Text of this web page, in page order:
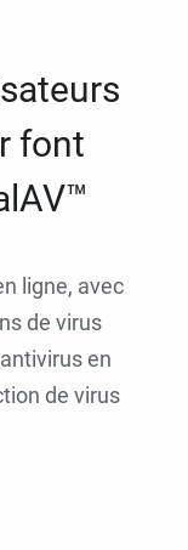
font
ligne, avec
de virus
en
de virus